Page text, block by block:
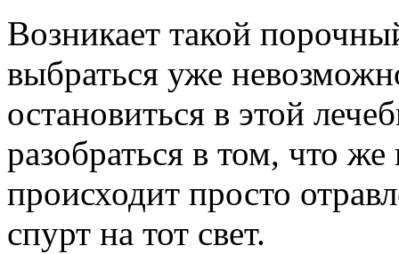
Возникает такой
выбраться уже
остановиться в этой
разобраться в том, что
происходит просто
спурт на тот свет.